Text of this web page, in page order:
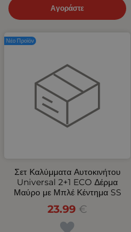
Αγοράστε
Σετ Καλύμματα Αυτοκινήτου
Universal 2+1 ECO Δέρμα
Μαύρο με Μπλέ Κέντημα SS
23.99 €
Νέο Προϊόν